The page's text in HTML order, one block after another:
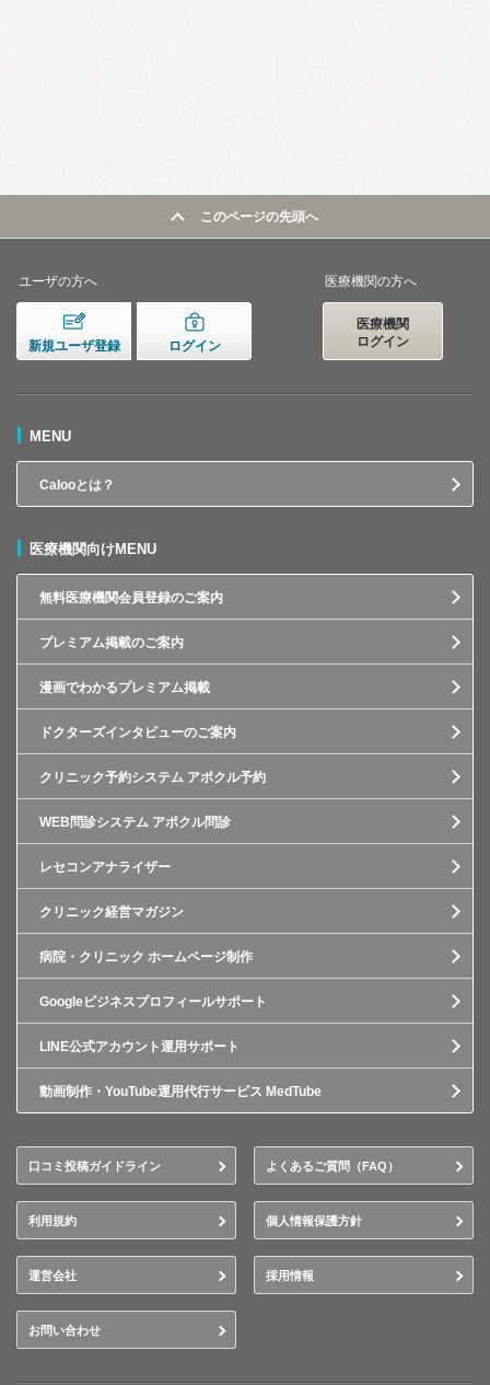
このページの先頭へ
ユーザの方へ
新規ユーザ登録 ログイン
医療機関の方へ
医療機関
ログイン
MENU
Calooとは？
医療機関向けMENU
無料医療機関会員登録のご案内
プレミアム掲載のご案内
漫画でわかるプレミアム掲載
ドクターズインタビューのご案内
クリニック予約システム アポクル予約
WEB問診システム アポクル問診
レセコンアナライザー
クリニック経営マガジン
病院・クリニック ホームページ制作
Googleビジネスプロフィールサポート
LINE公式アカウント運用サポート
動画制作・YouTube運用代行サービス MedTube
口コミ投稿ガイドライン よくあるご質問（FAQ）
利用規約 個人情報保護方針
運営会社 採用情報
お問い合わせ